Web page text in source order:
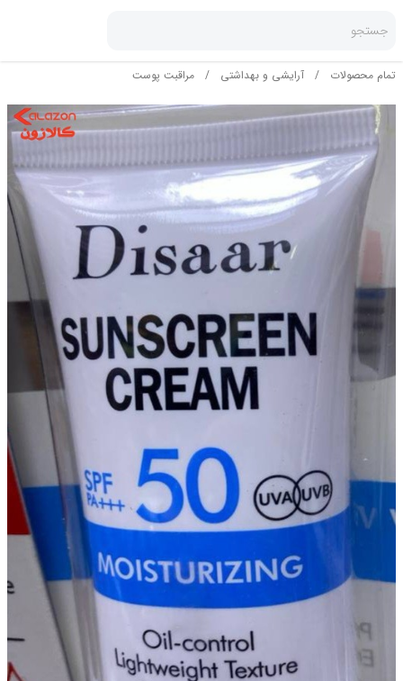
جستجو
تمام محصولات / آرایشی و بهداشتی / مراقبت پوست